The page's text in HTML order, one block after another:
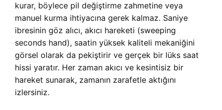
kurar, böylece pil değiştirme zahmetine veya
manuel kurma ihtiyacına gerek kalmaz. Saniye
ibresinin göz alıcı, akıcı hareketi (sweeping
seconds hand), saatin yüksek kaliteli mekaniğini
görsel olarak da pekiştirir ve gerçek bir lüks saat
hissi yaratır. Her zaman akıcı ve kesintisiz bir
hareket sunarak, zamanın zarafetle aktığını
izlersiniz.